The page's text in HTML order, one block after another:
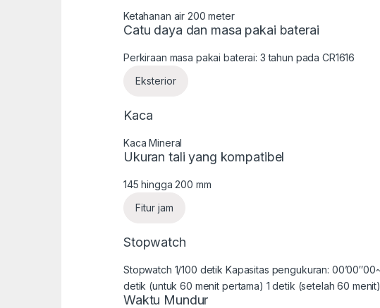
Ketahanan air 200 meter
Catu daya dan masa pakai baterai
Perkiraan masa pakai baterai: 3 tahun pada CR1616
Eksterior
Kaca
Kaca Mineral
Ukuran tali yang kompatibel
145 hingga 200 mm
Fitur jam
Stopwatch
Stopwatch 1/100 detik Kapasitas pengukuran:
detik (untuk 60 menit pertama) 1 detik (setelah 60
Waktu Mundur